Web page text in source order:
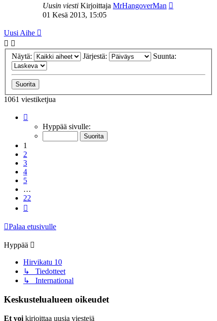
Uusin viesti Kirjoittaja MrHangoverMan
01 Kesä 2013, 15:05
Uusi Aihe
Näytä: Järjestä: Suunta:
1061 viestiketjua
22 Hyppää sivulle:
1
2
3
4
5
…
22
Palaa etusivulle
Hyppää
Hirvikatu 10
↳ Tiedotteet
↳ International
Keskustelualueen oikeudet
Et voi kirjoittaa uusia viestejä